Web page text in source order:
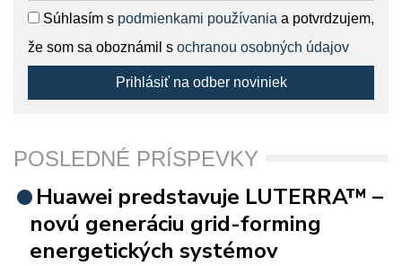
Súhlasím s podmienkami používania a potvrdzujem,
že som sa oboznámil s ochranou osobných údajov
Prihlásiť na odber noviniek
POSLEDNÉ PRÍSPEVKY
Huawei predstavuje LUTERRA™ –
novú generáciu grid-forming
energetických systémov